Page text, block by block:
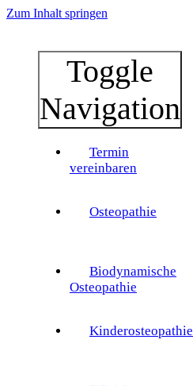
Zum Inhalt springen
Toggle
Navigation
Termin
vereinbaren
Osteopathie
Biodynamische
Osteopathie
Kinderosteopathie